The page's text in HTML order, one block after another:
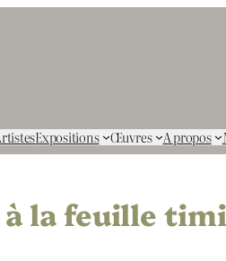
Expositions Œuvres A propos
la feuille